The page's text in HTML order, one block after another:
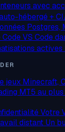
avec
hébergé +
Postgres,
VS Code
jeux Minecraft,
MT5 au
Votre
distant Un